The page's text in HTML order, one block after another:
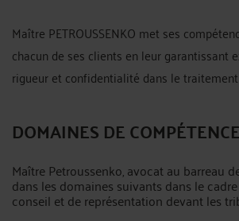
Maître PETROUSSENKO met ses
chacun de ses clients en leur garantissant
rigueur et confidentialité dans le
DOMAINES DE COMPÉTENCE
Maître Petroussenko, avocat au barreau
dans les domaines suivants dans le
conseil et de représentation devant les